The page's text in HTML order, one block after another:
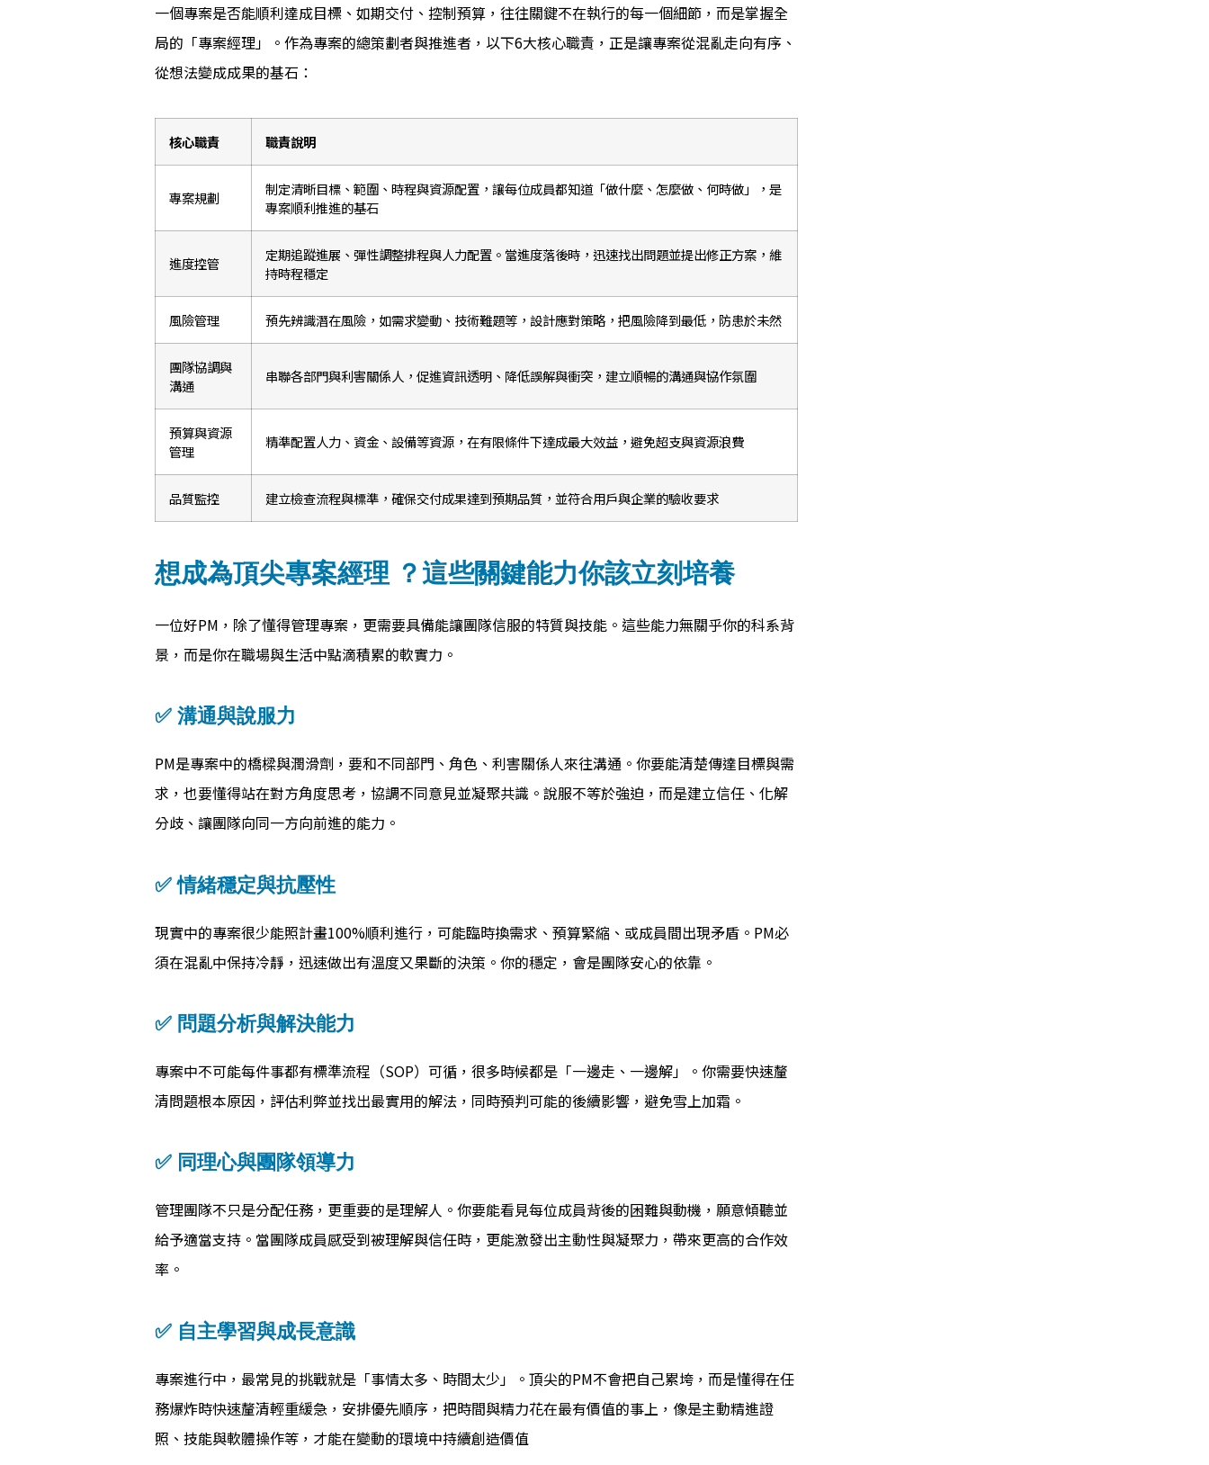
一個專案是否能順利達成目標、如期交付、控制預算，往往關鍵不在執行的每一個細節，而是掌握全
局的「專案經理」。作為專案的總策劃者與推進者，以下6大核心職責，正是讓專案從混亂走向有序、
從想法變成成果的基石：
核心職責 職責說明
專案規劃
制定清晰目標、範圍、時程與資源配置，讓每位成員都知道「做什麼、怎麼做、何時做」，是
專案順利推進的基石
進度控管
定期追蹤進展、彈性調整排程與人力配置。當進度落後時，迅速找出問題並提出修正方案，維
持時程穩定
風險管理 預先辨識潛在風險，如需求變動、技術難題等，設計應對策略，把風險降到最低，防患於未然
團隊協調與
溝通
串聯各部門與利害關係人，促進資訊透明、降低誤解與衝突，建立順暢的溝通與協作氛圍
預算與資源
管理
精準配置人力、資金、設備等資源，在有限條件下達成最大效益，避免超支與資源浪費
品質監控 建立檢查流程與標準，確保交付成果達到預期品質，並符合用戶與企業的驗收要求
想成為頂尖專案經理 ？這些關鍵能力你該立刻培養
一位好PM，除了懂得管理專案，更需要具備能讓團隊信服的特質與技能。這些能力無關乎你的科系背
景，而是你在職場與生活中點滴積累的軟實力。
✅ 溝通與說服力
PM是專案中的橋樑與潤滑劑，要和不同部門、角色、利害關係人來往溝通。你要能清楚傳達目標與需
求，也要懂得站在對方角度思考，協調不同意見並凝聚共識。說服不等於強迫，而是建立信任、化解
分歧、讓團隊向同一方向前進的能力。
✅ 情緒穩定與抗壓性
現實中的專案很少能照計畫100%順利進行，可能臨時換需求、預算緊縮、或成員間出現矛盾。PM必
須在混亂中保持冷靜，迅速做出有溫度又果斷的決策。你的穩定，會是團隊安心的依靠。
✅ 問題分析與解決能力
專案中不可能每件事都有標準流程（SOP）可循，很多時候都是「一邊走、一邊解」。你需要快速釐
清問題根本原因，評估利弊並找出最實用的解法，同時預判可能的後續影響，避免雪上加霜。
✅ 同理心與團隊領導力
管理團隊不只是分配任務，更重要的是理解人。你要能看見每位成員背後的困難與動機，願意傾聽並
給予適當支持。當團隊成員感受到被理解與信任時，更能激發出主動性與凝聚力，帶來更高的合作效
率。
✅ 自主學習與成長意識
專案進行中，最常見的挑戰就是「事情太多、時間太少」。頂尖的PM不會把自己累垮，而是懂得在任
務爆炸時快速釐清輕重緩急，安排優先順序，把時間與精力花在最有價值的事上，像是主動精進證
照、技能與軟體操作等，才能在變動的環境中持續創造價值